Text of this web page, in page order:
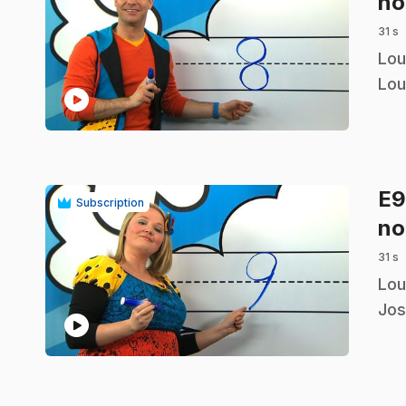
play_circle
31 s
.
Subscription
play_circle
E9
31 s
.